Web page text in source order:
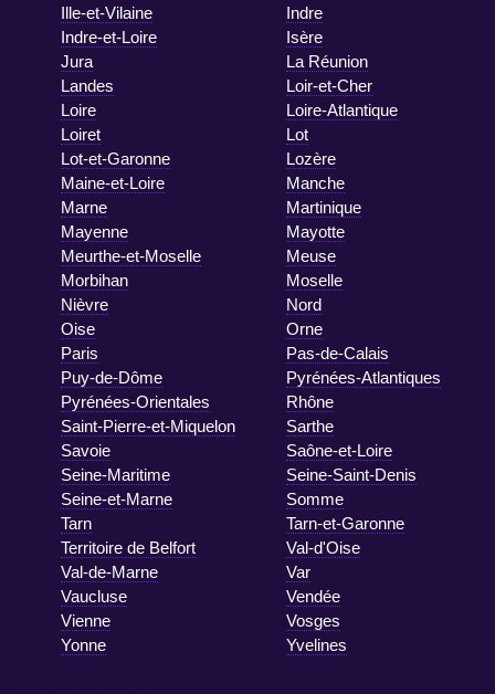
Ille-et-Vilaine
Indre
Indre-et-Loire
Isère
Jura
La Réunion
Landes
Loir-et-Cher
Loire
Loire-Atlantique
Loiret
Lot
Lot-et-Garonne
Lozère
Maine-et-Loire
Manche
Marne
Martinique
Mayenne
Mayotte
Meurthe-et-Moselle
Meuse
Morbihan
Moselle
Nièvre
Nord
Oise
Orne
Paris
Pas-de-Calais
Puy-de-Dôme
Pyrénées-Atlantiques
Pyrénées-Orientales
Rhône
Saint-Pierre-et-Miquelon
Sarthe
Savoie
Saône-et-Loire
Seine-Maritime
Seine-Saint-Denis
Seine-et-Marne
Somme
Tarn
Tarn-et-Garonne
Territoire de Belfort
Val-d'Oise
Val-de-Marne
Var
Vaucluse
Vendée
Vienne
Vosges
Yonne
Yvelines